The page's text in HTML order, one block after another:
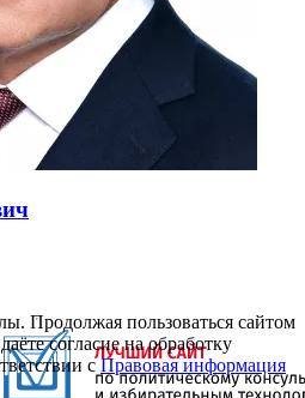
Продолжая пользоваться сайтом
согласие на обработку
сПравовая информация